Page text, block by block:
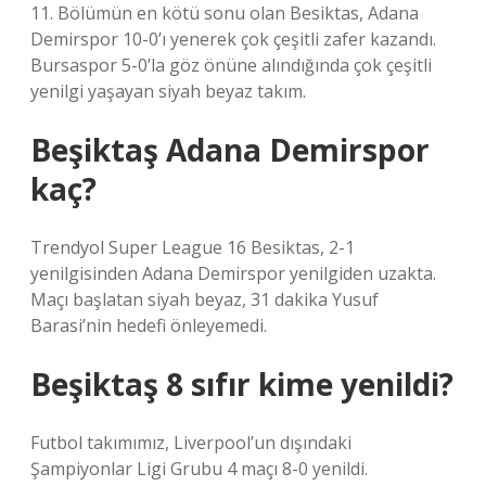
11. Bölümün en kötü sonu olan Besiktas, Adana
Demirspor 10-0’ı yenerek çok çeşitli zafer kazandı.
Bursaspor 5-0’la göz önüne alındığında çok çeşitli
yenilgi yaşayan siyah beyaz takım.
Beşiktaş Adana Demirspor
kaç?
Trendyol Super League 16 Besiktas, 2-1
yenilgisinden Adana Demirspor yenilgiden uzakta.
Maçı başlatan siyah beyaz, 31 dakika Yusuf
Barasi’nin hedefi önleyemedi.
Beşiktaş 8 sıfır kime yenildi?
Futbol takımımız, Liverpool’un dışındaki
Şampiyonlar Ligi Grubu 4 maçı 8-0 yenildi.